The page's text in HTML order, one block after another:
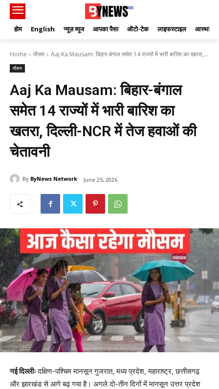
होम English न्यूज़ व्यूज आपका पैसा ऑटो-टेक लाइफस्टाइल आस्था
Home मौसम Aaj Ka Mausam: बिहार-बंगाल समेत 14 राज्यों में भारी बारिश का खतरा,...
मौसम
Aaj Ka Mausam: बिहार-बंगाल
समेत 14 राज्यों में भारी बारिश का
खतरा, दिल्ली-NCR में तेज हवाओं की
चेतावनी
By ByNews Network June 25, 2026
नई दिल्लीःदक्षिण-पश्चिम मानसून गुजरात, मध्य प्रदेश, महाराष्ट्र, छत्तीसगढ़
और झारखंड से आगे बढ़ गया है। अगले दो-तीन दिनों में मानसून उत्तर प्रदेश